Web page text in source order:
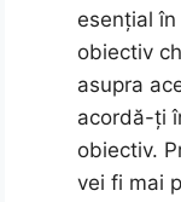
esențial
obiectiv
asupra
acordă-ți
obiectiv.
vei fi mai